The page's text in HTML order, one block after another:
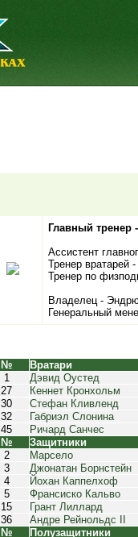
Главный тренер
Ассистент
Тренер вратарей
Тренер по
Владелец -
Генеральный
№
Вратари
1
Дэвид Оустед
27
Кеннет Кронхольм
30
Стефан Кливленд
32
Габриэл Слонина
45
Ричард Санчес
№
Защитники
2
Марсело
3
Джонатан Борнстейн
4
Йохан Каппелхоф
5
Франсиско Кальво
15
Грант Лиллард
36
Андре Рейнольдс II
№
Полузащитники